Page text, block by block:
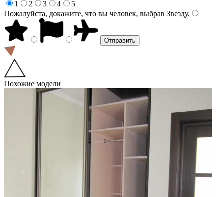
1
2 3 4
5
Пожалуйста, докажите, что вы человек, выбрав Звезду.
Похожие модели